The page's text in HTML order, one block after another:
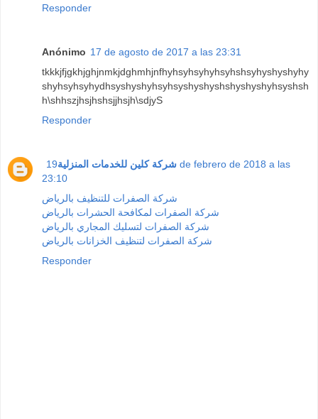
Responder
Anónimo 17 de agosto de 2017 a las 23:31
tkkkjfjgkhjghjnmkjdghmhjnfhyhsyhsyhyhsyhshsyhyshyshyhy
shyhsyhsyhydhsyshyshyhsyhsyshyshyshshyshyshyhsyshsh
h\shhszjhsjhshsjjhsjh\sdjyS
Responder
شركة كلين للخدمات المنزلية19 de febrero de 2018 a las
23:10
شركة الصفرات للتنظيف بالرياض
شركة الصفرات لمكافحة الحشرات بالرياض
شركة الصفرات لتسليك المجاري بالرياض
شركة الصفرات لتنظيف الخزانات بالرياض
Responder